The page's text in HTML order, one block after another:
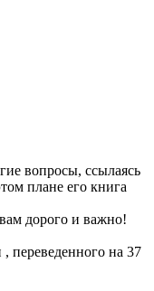
вопросы, ссылаясь
плане его книга
дорого и важно!
переведенного на 37